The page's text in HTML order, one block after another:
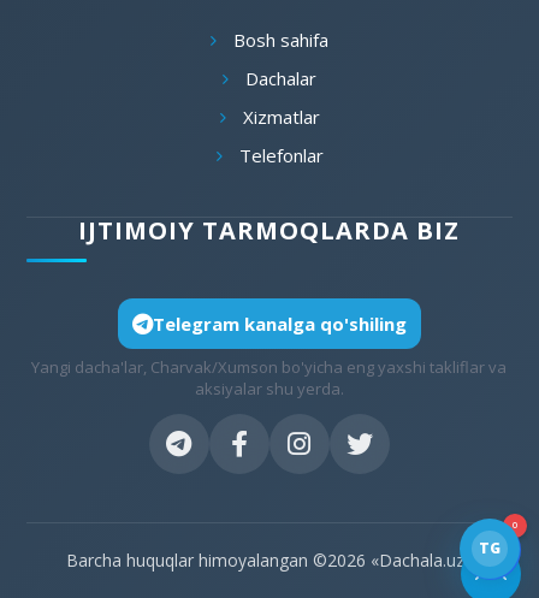
Bosh sahifa
Dachalar
Xizmatlar
Telefonlar
IJTIMOIY TARMOQLARDA BIZ
Telegram kanalga qo'shiling
Yangi dacha'lar, Charvak/Xumson bo'yicha eng yaxshi takliflar va
aksiyalar shu yerda.
Barcha huquqlar himoyalangan ©2026 «Dachala.uz»
TG
0